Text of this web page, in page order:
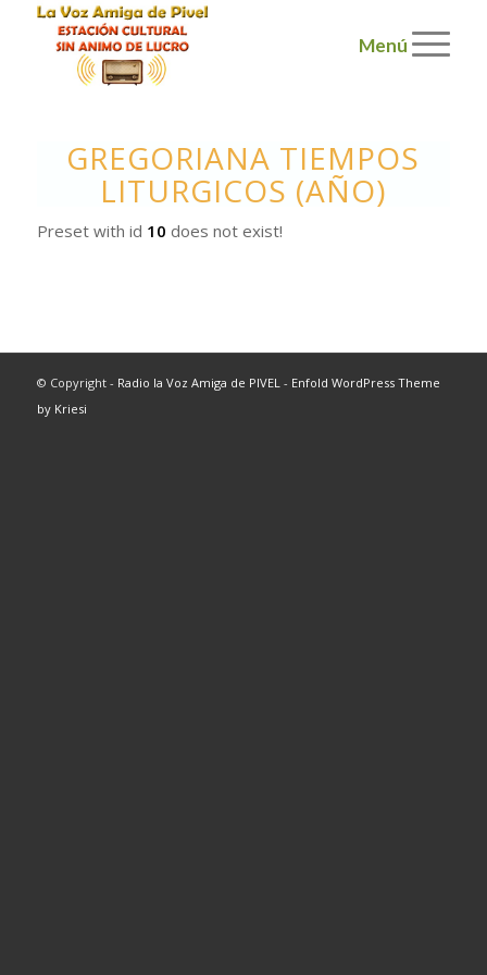
Menú
GREGORIANA TIEMPOS
LITURGICOS (AÑO)
Preset with id 10 does not exist!
© Copyright - Radio la Voz Amiga de PIVEL - Enfold WordPress Theme
by Kriesi